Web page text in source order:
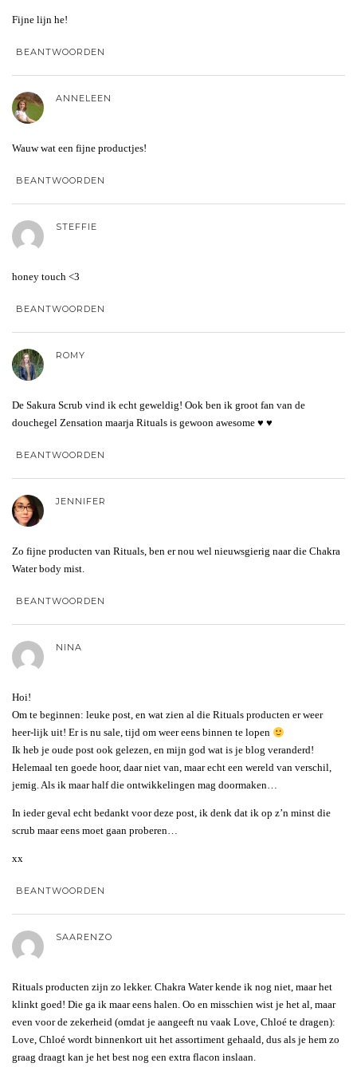
Fijne lijn he!
BEANTWOORDEN
ANNELEEN
Wauw wat een fijne productjes!
BEANTWOORDEN
STEFFIE
honey touch <3
BEANTWOORDEN
ROMY
De Sakura Scrub vind ik echt geweldig! Ook ben ik groot fan van de
douchegel Zensation maarja Rituals is gewoon awesome ♥ ♥
BEANTWOORDEN
JENNIFER
Zo fijne producten van Rituals, ben er nou wel nieuwsgierig naar die Chakra
Water body mist.
BEANTWOORDEN
NINA
Hoi!
Om te beginnen: leuke post, en wat zien al die Rituals producten er weer
heer-lijk uit! Er is nu sale, tijd om weer eens binnen te lopen
Ik heb je oude post ook gelezen, en mijn god wat is je blog veranderd!
Helemaal ten goede hoor, daar niet van, maar echt een wereld van verschil,
jemig. Als ik maar half die ontwikkelingen mag doormaken…
In ieder geval echt bedankt voor deze post, ik denk dat ik op z’n minst die
scrub maar eens moet gaan proberen…
xx
BEANTWOORDEN
SAARENZO
Rituals producten zijn zo lekker. Chakra Water kende ik nog niet, maar het
klinkt goed! Die ga ik maar eens halen. Oo en misschien wist je het al, maar
even voor de zekerheid (omdat je aangeeft nu vaak Love, Chloé te dragen):
Love, Chloé wordt binnenkort uit het assortiment gehaald, dus als je hem zo
graag draagt kan je het best nog een extra flacon inslaan.